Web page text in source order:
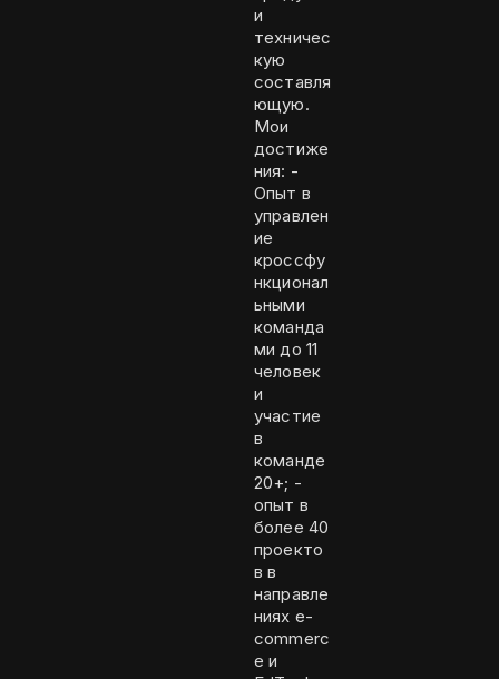
и
техничес
кую
составля
ющую.
Мои
достиже
ния: -
Опыт в
управлен
ие
кроссфу
нкционал
ьными
команда
ми до 11
человек
и
участие
в
команде
20+; -
опыт в
более 40
проекто
в в
направле
ниях e-
commerc
e и